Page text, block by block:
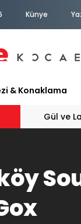
Künye
& Konaklama